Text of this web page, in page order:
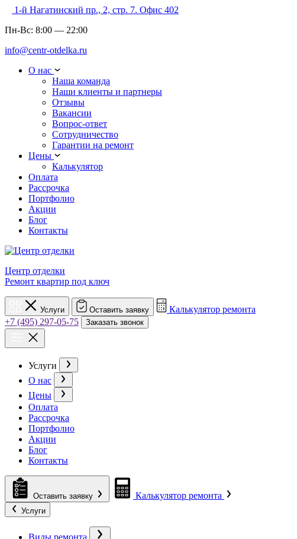
1-й Нагатинский пр., 2, стр. 7. Офис 402
Пн-Вс: 8:00 — 22:00
info@centr-otdelka.ru
О нас
Наша команда
Наши клиенты и партнеры
Отзывы
Вакансии
Вопрос-ответ
Сотрудничество
Гарантии на ремонт
Цены
Калькулятор
Оплата
Рассрочка
Портфолио
Акции
Блог
Контакты
Центр отделки
Ремонт квартир под ключ
Услуги Оставить заявку
Калькулятор ремонта
+7 (495) 297-05-75
Заказать звонок
Услуги
О нас
Цены
Оплата
Рассрочка
Портфолио
Акции
Блог
Контакты
Оставить заявку Калькулятор ремонта
Услуги
Виды ремонта